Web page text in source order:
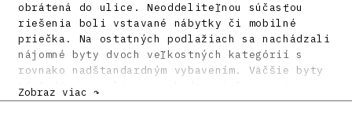
obrátená do ulice. Neoddeliteľnou súčasťou
riešenia boli vstavané nábytky či mobilné
priečka. Na ostatných podlažiach sa nachádzali
nájomné byty dvoch veľkostných kategórií s
rovnako nadštandardným vybavením. Väčšie byty
tiež disponovali pozoruhodne riešenou zimnou
záhradou, ktorá nadväzovala na priestor
Zobraz viac ↷